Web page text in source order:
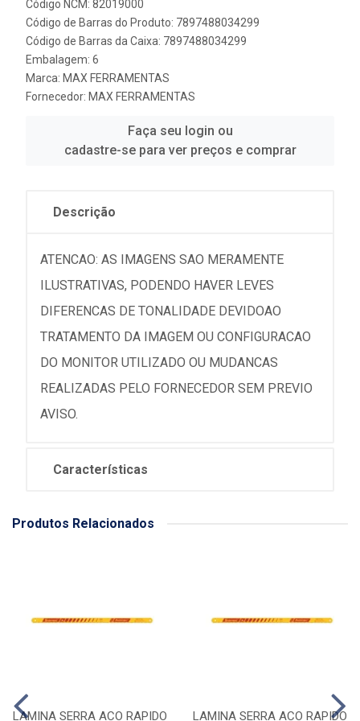
Código NCM: 82019000
Código de Barras do Produto: 7897488034299
Código de Barras da Caixa: 7897488034299
Embalagem: 6
Marca: MAX FERRAMENTAS
Fornecedor: MAX FERRAMENTAS
Faça seu login ou
cadastre-se para ver preços e comprar
Descrição
ATENCAO: AS IMAGENS SAO MERAMENTE
ILUSTRATIVAS, PODENDO HAVER LEVES
DIFERENCAS DE TONALIDADE DEVIDOAO
TRATAMENTO DA IMAGEM OU CONFIGURACAO
DO MONITOR UTILIZADO OU MUDANCAS
REALIZADAS PELO FORNECEDOR SEM PREVIO
AVISO.
Características
Produtos Relacionados
LAMINA SERRA ACO RAPIDO LAMINA SERRA ACO RAPIDO